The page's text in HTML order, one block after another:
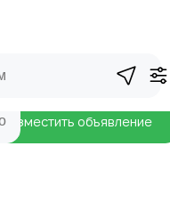
Разместить объявление